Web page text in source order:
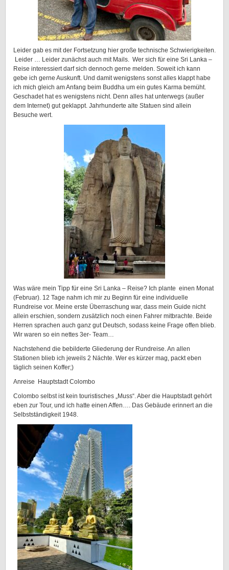
Leider gab es mit der Fortsetzung hier große technische Schwierigkeiten.
Leider … Leider zunächst auch mit Mails. Wer sich für eine Sri Lanka –
Reise interessiert darf sich dennoch gerne melden. Soweit ich kann
gebe ich gerne Auskunft. Und damit wenigstens sonst alles klappt habe
ich mich gleich am Anfang beim Buddha um ein gutes Karma bemüht.
Geschadet hat es wenigstens nicht. Denn alles hat unterwegs (außer
dem Internet) gut geklappt. Jahrhunderte alte Statuen sind allein
Besuche wert.
Was wäre mein Tipp für eine Sri Lanka – Reise? Ich plante einen Monat
(Februar). 12 Tage nahm ich mir zu Beginn für eine individuelle
Rundreise vor. Meine erste Überraschung war, dass mein Guide nicht
allein erschien, sondern zusätzlich noch einen Fahrer mitbrachte. Beide
Herren sprachen auch ganz gut Deutsch, sodass keine Frage offen blieb.
Wir waren so ein nettes 3er- Team…
Nachstehend die bebilderte Gliederung der Rundreise. An allen
Stationen blieb ich jeweils 2 Nächte. Wer es kürzer mag, packt eben
täglich seinen Koffer;)
Anreise Hauptstadt Colombo
Colombo selbst ist kein touristisches „Muss“. Aber die Hauptstadt gehört
eben zur Tour, und ich hatte einen Affen…. Das Gebäude erinnert an die
Selbstständigkeit 1948.